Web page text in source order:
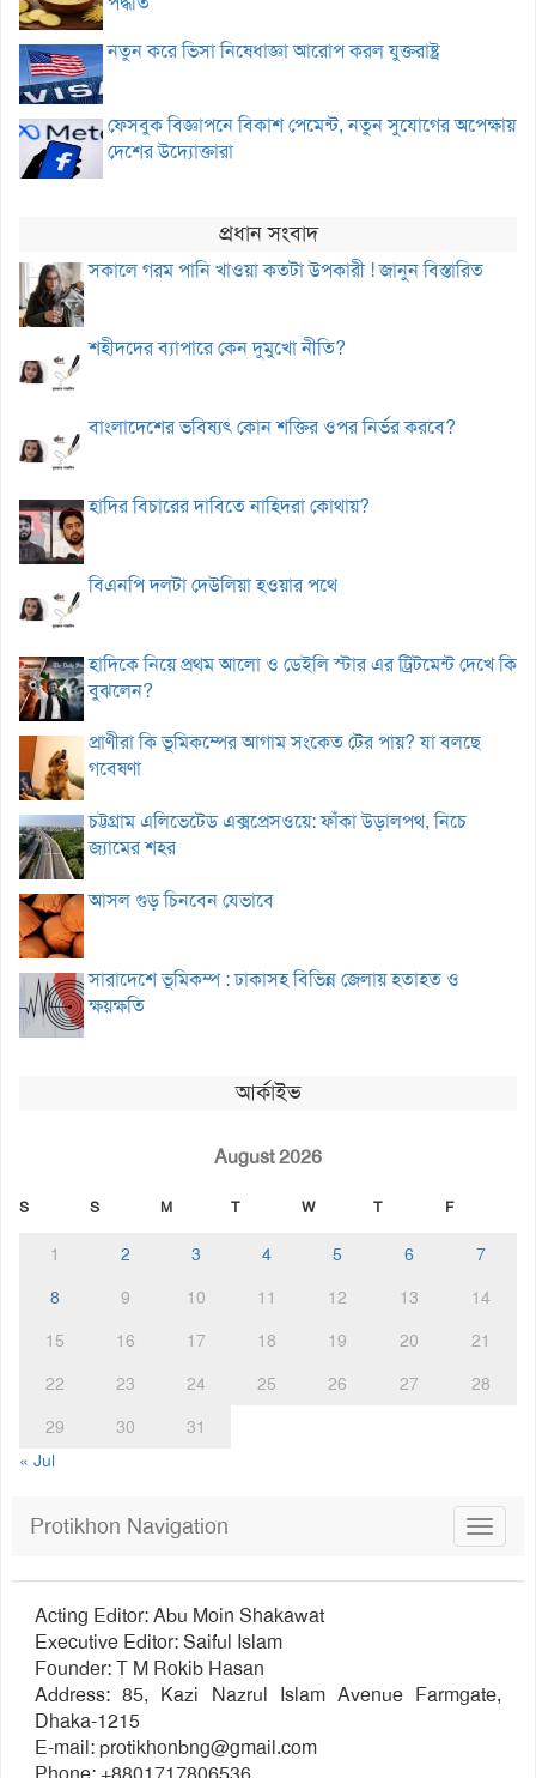
নতুন করে ভিসা নিষেধাজ্ঞা আরোপ করল যুক্তরাষ্ট্র
ফেসবুক বিজ্ঞাপনে বিকাশ পেমেন্ট, নতুন সুযোগের অপেক্ষায়
দেশের উদ্যোক্তারা
প্রধান সংবাদ
সকালে গরম পানি খাওয়া কতটা উপকারী ! জানুন বিস্তারিত
শহীদদের ব্যাপারে কেন দুমুখো নীতি?
বাংলাদেশের ভবিষ্যৎ কোন শক্তির ওপর নির্ভর করবে?
হাদির বিচারের দাবিতে নাহিদরা কোথায়?
বিএনপি দলটা দেউলিয়া হওয়ার পথে
হাদিকে নিয়ে প্রথম আলো ও ডেইলি স্টার এর ট্রিটমেন্ট দেখে কি
বুঝলেন?
প্রাণীরা কি ভূমিকম্পের আগাম সংকেত টের পায়? যা বলছে
গবেষণা
চট্টগ্রাম এলিভেটেড এক্সপ্রেসওয়ে: ফাঁকা উড়ালপথ, নিচে
জ্যামের শহর
আসল গুড় চিনবেন যেভাবে
সারাদেশে ভূমিকম্প : ঢাকাসহ বিভিন্ন জেলায় হতাহত ও
ক্ষয়ক্ষতি
আর্কাইভ
August 2026
S S M T W T F
1 2 3 4 5 6
7
8
9 10 11 12 13
14
15
16 17 18 19 20
21
22
23 24 25 26 27
28
29
30
31
« Jul
Toggle
Protikhon Navigation
Acting Editor: Abu Moin Shakawat
Executive Editor: Saiful Islam
Founder: T M Rokib Hasan
Address: 85, Kazi Nazrul Islam Avenue Farmgate,
Dhaka-1215
E-mail:protikhonbng@gmail.com